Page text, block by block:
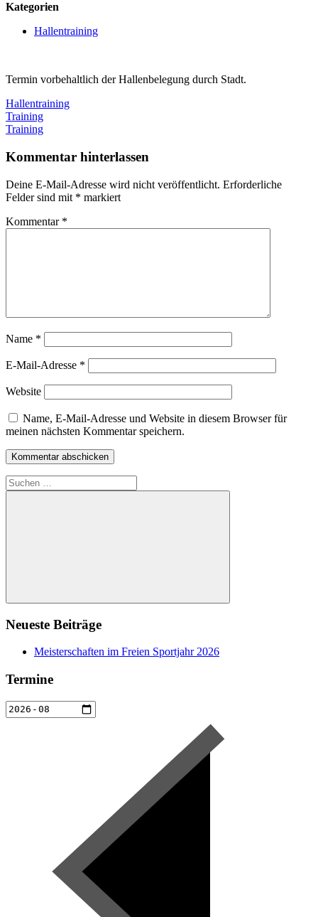
Kategorien
Hallentraining
Termin vorbehaltlich der Hallenbelegung durch Stadt.
Hallentraining
Beitragsnavigation
Vorheriger
Beitrag:
Training
Nächster
Training
Kommentar hinterlassen
Deine E-Mail-Adresse wird nicht veröffentlicht. Erforderliche
Felder sind mit * markiert
Kommentar *
Name *
E-Mail-Adresse *
Website
Name, E-Mail-Adresse und Website in diesem Browser für
meinen nächsten Kommentar speichern.
Suchen
nach:
Suchen
Neueste Beiträge
Meisterschaften im Freien Sportjahr 2026
Termine